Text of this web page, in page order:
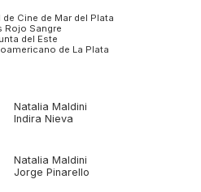
Cine de Mar del Plata
Rojo Sangre
del Este
de La Plata
Natalia Maldini
Indira Nieva
Natalia Maldini
Jorge Pinarello